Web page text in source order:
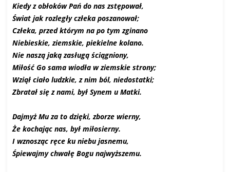
Kiedy z obłoków Pań do nas zstępował,
Świat jak rozległy człeka poszanował;
Człeka, przed którym na po tym zginano
Niebieskie, ziemskie, piekielne kolano.
Nie naszą jaką zasługą ściągniony,
Miłość Go sama wiodła w ziemskie strony;
Wziął ciało ludzkie, z nim ból, niedostatki;
Zbratał się z nami, był Synem u Matki.
Dajmyż Mu za to dzięki, zborze wierny,
Że kochając nas, był miłosierny.
I wznosząc ręce ku niebu jasnemu,
Śpiewajmy chwałę Bogu najwyższemu.